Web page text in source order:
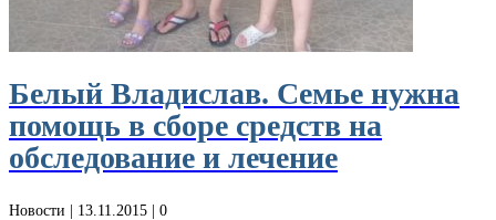
Белый Владислав. Семье нужна
помощь в сборе средств на
обследование и лечение
Новости | 13.11.2015 | 0